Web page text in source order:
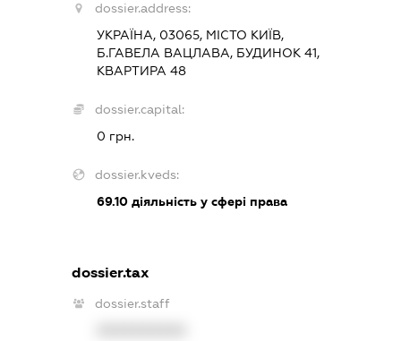
dossier.address:
УКРАЇНА, 03065, МІСТО КИЇВ,
Б.ГАВЕЛА ВАЦЛАВА, БУДИНОК 41,
КВАРТИРА 48
dossier.capital:
0 грн.
dossier.kveds:
69.10діяльність у сфері права
dossier.tax
dossier.staff